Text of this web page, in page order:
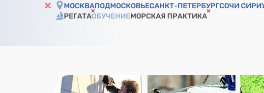
МОСКВАПОДМОСКОВЬЕСАНКТ-ПЕТЕРБУРГСОЧИ
РЕГАТАОБУЧЕНИЕМОРСКАЯ ПРАКТИКА